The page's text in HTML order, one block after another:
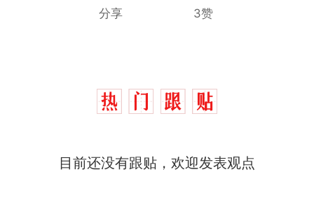
分享 3赞
目前还没有跟贴，欢迎发表观点
因老师一句“跟我回家”改写了